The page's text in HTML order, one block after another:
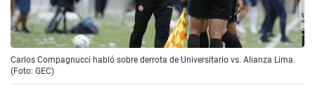
Carlos Compagnucci habló sobre derrota de Universitario vs. Alianza Lima.
(Foto: GEC)